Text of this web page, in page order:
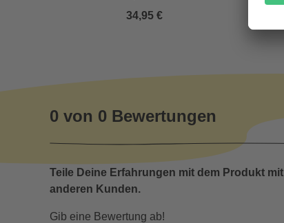
34,95 €
0 von 0 Bewertungen
Teile Deine Erfahrungen mit dem Produkt mit
anderen Kunden.
Gib eine Bewertung ab!